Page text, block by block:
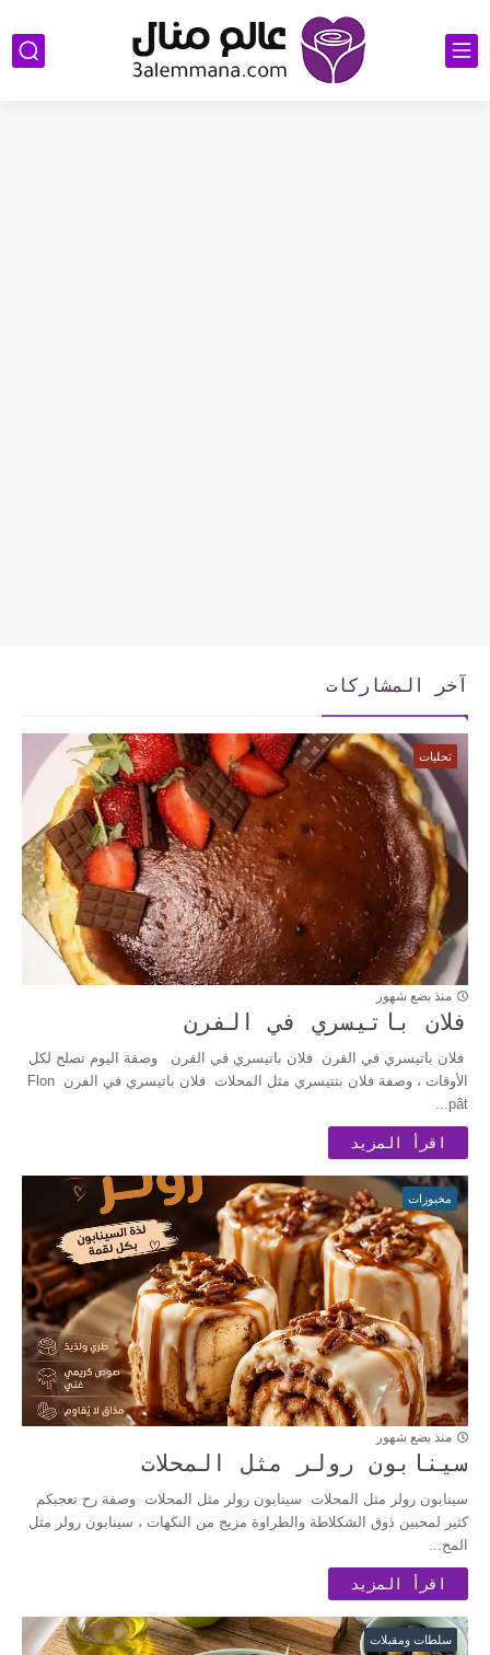
آخر المشاركات
تحليات
منذ بضع شهور
فلان باتيسري في الفرن
فلان باتيسري في الفرن فلان باتيسري في الفرن وصفة اليوم تصلح لكل
الأوقات ، وصفة فلان بتتيسري مثل المحلات فلان باتيسري في الفرن Flon
pât...
اقرأ المزيد
مخبوزات
منذ بضع شهور
سينابون رولر مثل المحلات
سينابون رولر مثل المحلات سينابون رولر مثل المحلات وصفة رح تعجبكم
كثير لمحبين ذوق الشكلاطة والطراوة مزيج من النكهات ، سينابون رولر مثل
المح...
اقرأ المزيد
سلطات ومقبلات